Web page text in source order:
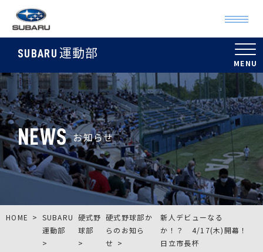
SUBARU 運動部
NEWS お知らせ
HOME
SUBARU
運動部
硬式野
球部
硬式野球部か
らのお知ら
せ
新人デビューなる
か！？ 4/17(木)開幕！
日立市長杯